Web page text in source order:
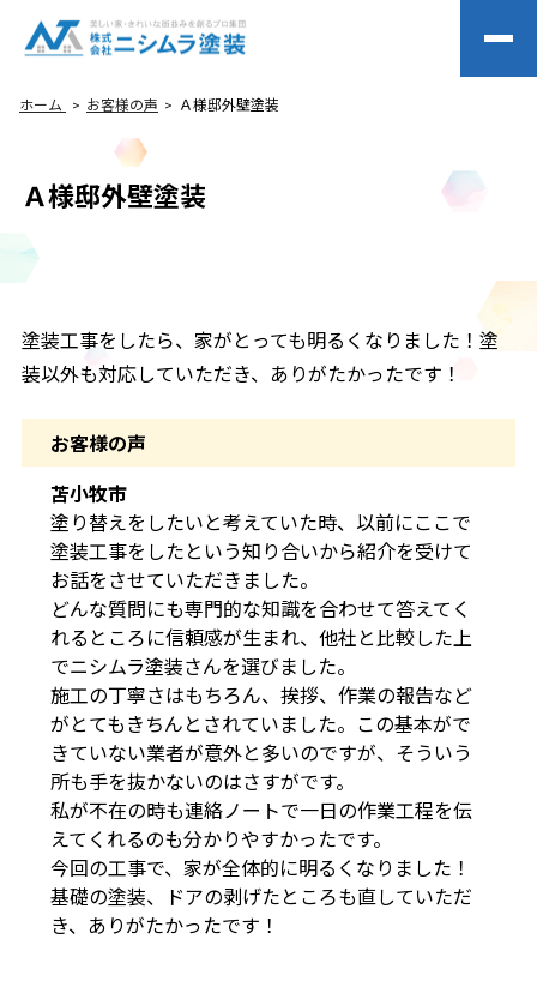
ホーム お客様の声 Ａ様邸外壁塗装
Ａ様邸外壁塗装
塗装工事をしたら、家がとっても明るくなりました！塗
装以外も対応していただき、ありがたかったです！
お客様の声
苫小牧市
塗り替えをしたいと考えていた時、以前にここで
塗装工事をしたという知り合いから紹介を受けて
お話をさせていただきました。
どんな質問にも専門的な知識を合わせて答えてく
れるところに信頼感が生まれ、他社と比較した上
でニシムラ塗装さんを選びました。
施工の丁寧さはもちろん、挨拶、作業の報告など
がとてもきちんとされていました。この基本がで
きていない業者が意外と多いのですが、そういう
所も手を抜かないのはさすがです。
私が不在の時も連絡ノートで一日の作業工程を伝
えてくれるのも分かりやすかったです。
今回の工事で、家が全体的に明るくなりました！
基礎の塗装、ドアの剥げたところも直していただ
き、ありがたかったです！